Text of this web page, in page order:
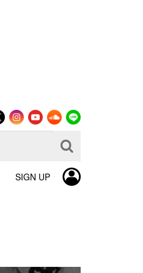
SIGN UP